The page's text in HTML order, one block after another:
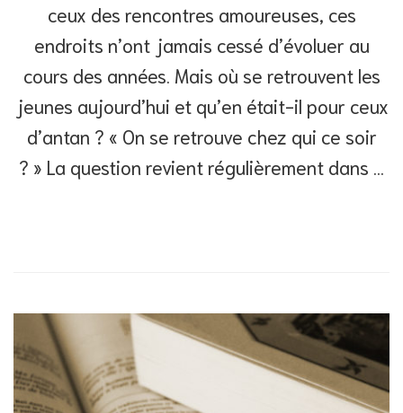
ceux des rencontres amoureuses, ces
endroits n’ont jamais cessé d’évoluer au
cours des années. Mais où se retrouvent les
jeunes aujourd’hui et qu’en était-il pour ceux
d’antan ? « On se retrouve chez qui ce soir
? » La question revient régulièrement dans …